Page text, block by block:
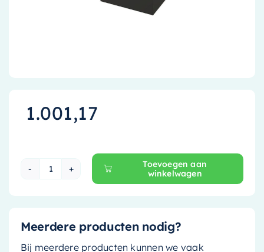
1.001,17
Ink Wastafelonderkast - 60 cm x 45 cm -
Toevoegen aan
winkelwagen
Meerdere producten nodig?
Bij meerdere producten kunnen we vaak